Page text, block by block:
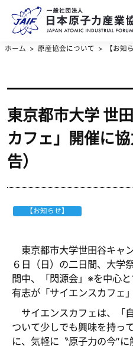
ホーム 原産協会について 【お知
東京都市大学 世
カフェ」開催に
告）
【お知らせ】
東京都市大学世田谷キャ
６日（日）の二日間、大学
間中、「閃源会」※を中心
有志が「サイエンスカフェ
サイエンスカフェは、「
ついて少しでも興味を持っ
に、気軽に〝原子力の今″